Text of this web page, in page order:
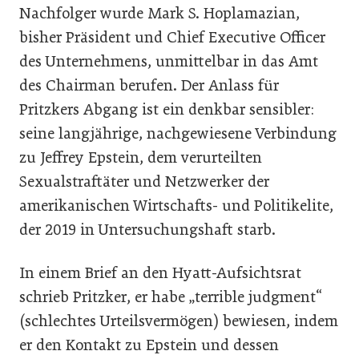
Nachfolger wurde Mark S. Hoplamazian,
bisher Präsident und Chief Executive Officer
des Unternehmens, unmittelbar in das Amt
des Chairman berufen. Der Anlass für
Pritzkers Abgang ist ein denkbar sensibler:
seine langjährige, nachgewiesene Verbindung
zu Jeffrey Epstein, dem verurteilten
Sexualstraftäter und Netzwerker der
amerikanischen Wirtschafts- und Politikelite,
der 2019 in Untersuchungshaft starb.
In einem Brief an den Hyatt-Aufsichtsrat
schrieb Pritzker, er habe „terrible judgment“
(schlechtes Urteilsvermögen) bewiesen, indem
er den Kontakt zu Epstein und dessen